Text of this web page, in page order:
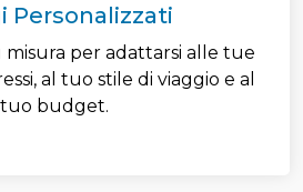
Personalizzati
misura per adattarsi alle tue
al tuo stile di viaggio e al
tuo budget.